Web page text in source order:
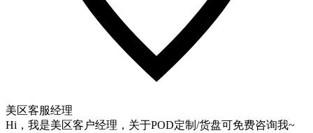
美区客服经理
Hi，我是美区客户经理，关于POD定制/货盘可免费咨询我~